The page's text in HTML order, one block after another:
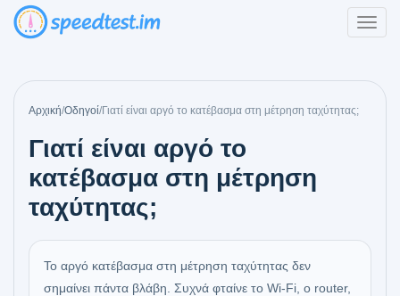
Αρχική/Οδηγοί/Γιατί είναι αργό το κατέβασμα στη μέτρηση ταχύτητας;
Γιατί είναι αργό το
κατέβασμα στη μέτρηση
ταχύτητας;
Το αργό κατέβασμα στη μέτρηση ταχύτητας δεν
σημαίνει πάντα βλάβη. Συχνά φταίνε το Wi‑Fi, ο router,